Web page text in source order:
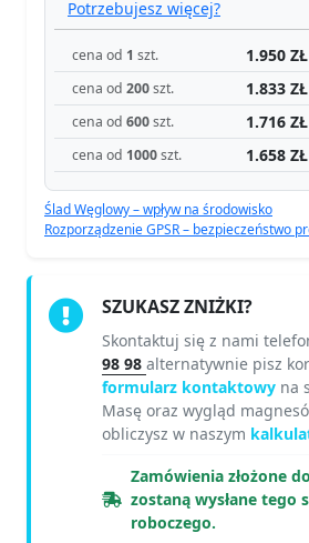
Potrzebujesz więcej?
cena od 1 szt. 1.950 ZŁ
cena od 200szt. 1.833 ZŁ
cena od 600szt. 1.716 ZŁ
cena od 1000szt. 1.658 ZŁ
Ślad Węglowy – wpływ na środowisko
Rozporządzenie GPSR – bezpieczeństwo
SZUKASZ ZNIŻKI?
Skontaktuj się z nami
98 98 alternatywnie pisz
formularz kontaktowy na
Masę oraz wygląd
obliczysz w naszym
Zamówienia złożone
zostaną wysłane tego
roboczego.